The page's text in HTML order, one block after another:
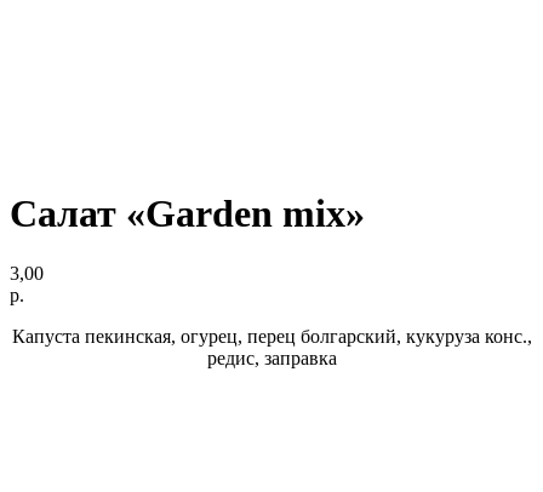
Салат «Garden mix»
3,00
р.
Капуста пекинская, огурец, перец болгарский, кукуруза конс.,
редис, заправка